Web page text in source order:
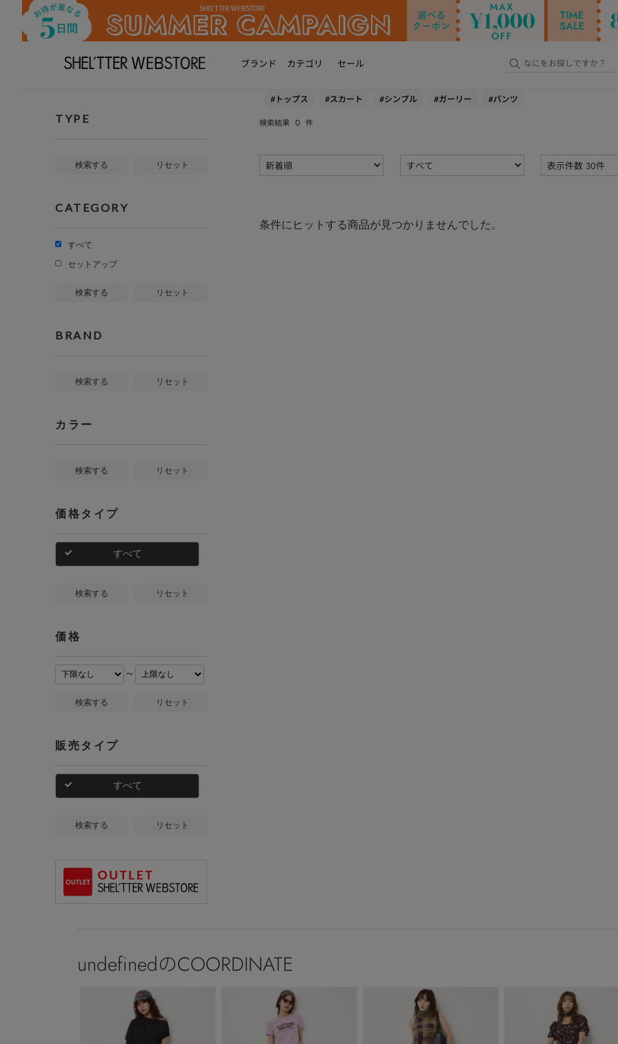
ブランド カテゴリ セール
TYPE
検索する リセット
CATEGORY
すべて
セットアップ
検索する リセット
BRAND
検索する リセット
カラー
検索する リセット
価格タイプ
すべて
検索する リセット
価格
～
検索する リセット
販売タイプ
すべて
検索する リセット
#トップス #スカート #シンプル #ガーリー #パンツ
検索結果 0 件
条件にヒットする商品が見つかりませんでした。
undefinedのCOORDINATE